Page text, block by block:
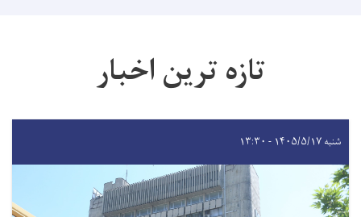
تازه ترین اخبار
شنبه ۱۴۰۵/۵/۱۷ - ۱۳:۳۰